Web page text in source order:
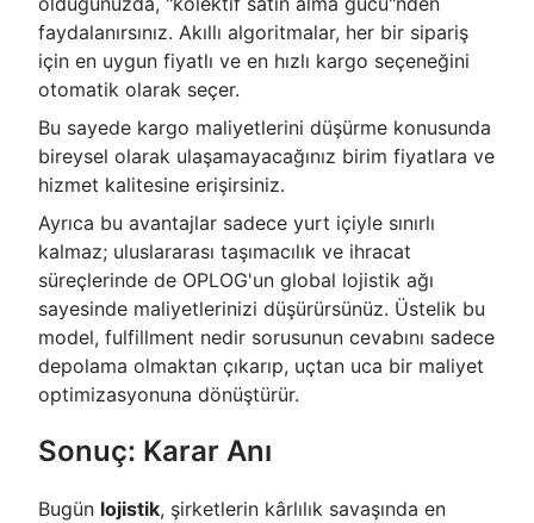
faydalanırsınız. Akıllı algoritmalar, her bir sipariş
için en uygun fiyatlı ve en hızlı kargo seçeneğini
otomatik olarak seçer.
Bu sayede kargo maliyetlerini düşürme konusunda
bireysel olarak ulaşamayacağınız birim fiyatlara ve
hizmet kalitesine erişirsiniz.
Ayrıca bu avantajlar sadece yurt içiyle sınırlı
kalmaz; uluslararası taşımacılık ve ihracat
süreçlerinde de OPLOG'un global lojistik ağı
sayesinde maliyetlerinizi düşürürsünüz. Üstelik bu
model, fulfillment nedir sorusunun cevabını sadece
depolama olmaktan çıkarıp, uçtan uca bir maliyet
optimizasyonuna dönüştürür.
Sonuç: Karar Anı
Bugün lojistik, şirketlerin kârlılık savaşında en